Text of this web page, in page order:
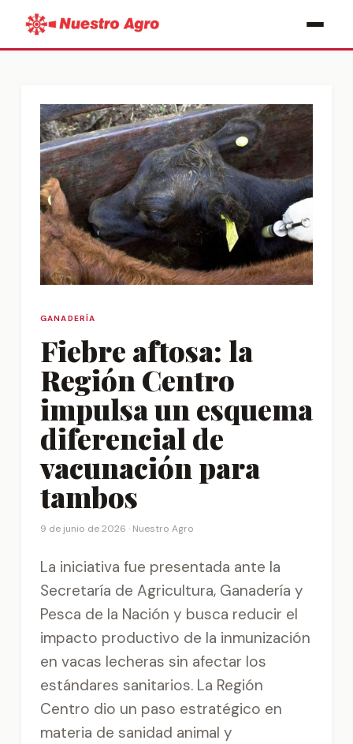
GANADERÍA
Fiebre aftosa: la
Región Centro
impulsa un esquema
diferencial de
vacunación para
tambos
9 de junio de 2026 · Nuestro Agro
La iniciativa fue presentada ante la
Secretaría de Agricultura, Ganadería y
Pesca de la Nación y busca reducir el
impacto productivo de la inmunización
en vacas lecheras sin afectar los
estándares sanitarios. La Región
Centro dio un paso estratégico en
materia de sanidad animal y